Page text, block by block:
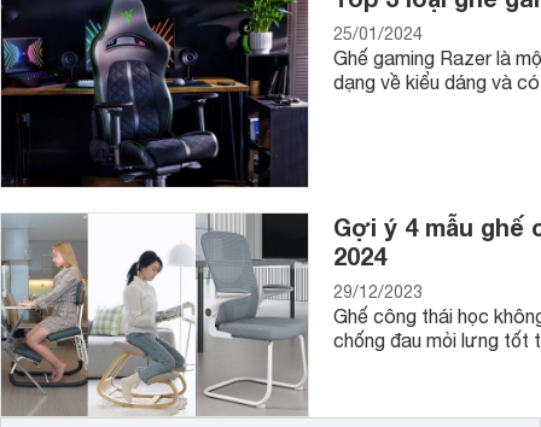
25/01/2024
Ghế gaming Razer là
dạng về kiểu dáng và
Gợi ý 4 mẫu
2024
29/12/2023
Ghế công thái học
chống đau mỏi lưng tốt